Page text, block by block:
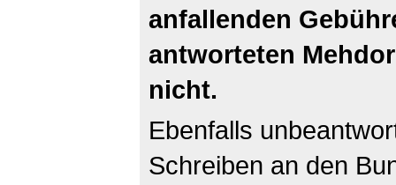
anfallenden
antworteten
nicht.
Ebenfalls
Schreiben an den